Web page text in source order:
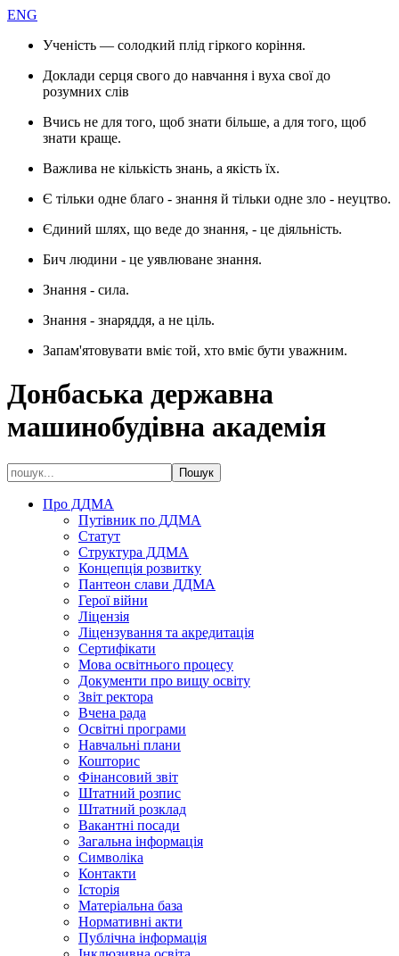
ENG
Ученість — солодкий плід гіркого коріння.
Доклади серця свого до навчання і вуха свої до
розумних слів
Вчись не для того, щоб знати більше, а для того, щоб
знати краще.
Важлива не кількість знань, а якість їх.
Є тільки одне благо - знання й тільки одне зло - неуцтво.
Єдиний шлях, що веде до знання, - це діяльність.
Бич людини - це уявлюване знання.
Знання - сила.
Знання - знаряддя, а не ціль.
Запам'ятовувати вміє той, хто вміє бути уважним.
Донбаська державна
машинобудівна академія
Про ДДМА
Путівник по ДДМА
Статут
Структура ДДМА
Концепція розвитку
Пантеон слави ДДМА
Герої війни
Ліцензія
Ліцензування та акредитація
Сертифікати
Мова освітнього процесу
Документи про вищу освіту
Звіт ректора
Вчена рада
Освітні програми
Навчальні плани
Кошторис
Фінансовий звіт
Штатний розпис
Штатний розклад
Вакантні посади
Загальна інформація
Символіка
Контакти
Історія
Матеріальна база
Нормативні акти
Публічна інформація